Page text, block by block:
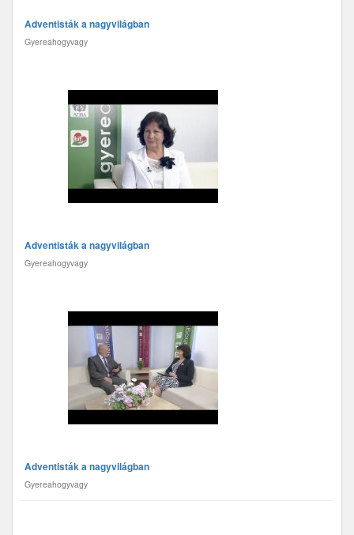
Adventisták a nagyvilágban
Gyereahogyvagy
Adventisták a nagyvilágban
Gyereahogyvagy
Adventisták a nagyvilágban
Gyereahogyvagy